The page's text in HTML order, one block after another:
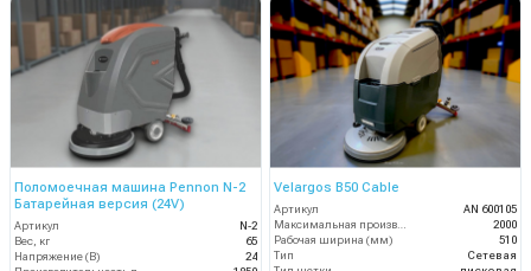
Поломоечная машина Pennon N-2
Батарейная версия (24V)
Артикул
N-2
Вес, кг
65
Напряжение (В)
24
Velargos B50 Cable
Артикул
AN 600105
2000
Рабочая ширина (мм)
510
Тип
Сетевая